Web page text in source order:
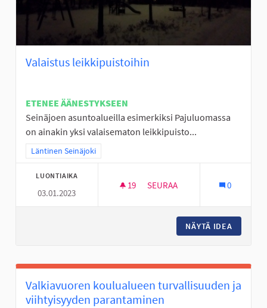
Valaistus leikkipuistoihin
ETENEE ÄÄNESTYKSEEN
Seinäjoen asuntoalueilla esimerkiksi Pajuluomassa
on ainakin yksi valaisematon leikkipuisto...
Rajaa tulokset teeman mukaan: Läntinen Seinäjoki
Läntinen Seinäjoki
LUONTIAIKA
03.01.2023
19 19 SEURAAJAA
SEURAA 0
NÄYTÄ IDEA
Valkiavuoren koulualueen turvallisuuden ja
viihtyisyyden parantaminen